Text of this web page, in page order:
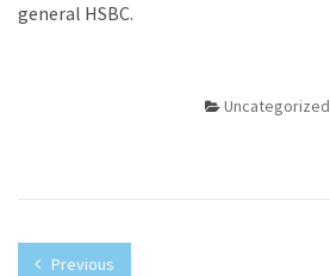
general HSBC.
Uncategorized
Previous